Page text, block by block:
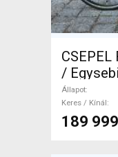
/
ELADÓ
Állapot
Keres / Kínál
189